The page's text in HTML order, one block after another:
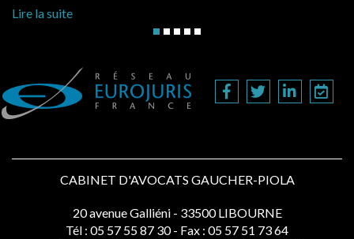
CABINET D'AVOCATS GAUCHER-PIOLA
20 avenue Galliéni - 33500 LIBOURNE
Tél : 05 57 55 87 30 - Fax : 05 57 51 73 64